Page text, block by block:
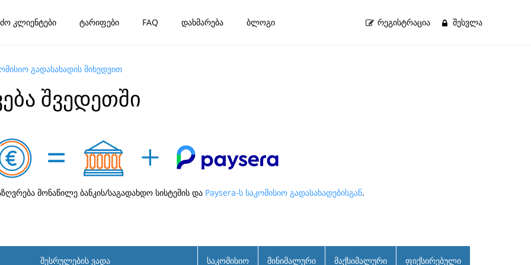
კლიენტები ტარიფები FAQ დახმარება ბლოგი ᲠᲔᲒᲘᲡᲢᲠᲐᲪᲘᲐ ᲨᲔᲡᲕᲚᲐ
გადასახადის მიხედვით
შვედეთში
მონაწილე ბანკის/საგადახდო სისტემის და Paysera-ს საკომისიო გადასახადებისგან.
შესრულების ვადა საკომისიო მინიმალური მაქსიმალური ფიქსირებული